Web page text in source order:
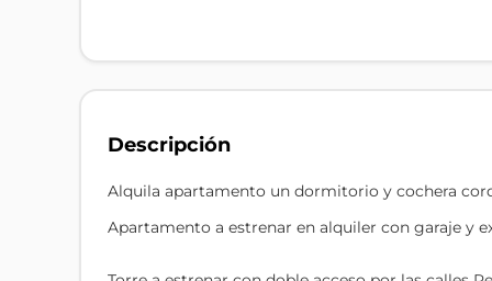
Descripción
Alquila apartamento un dormitorio y cochera
Apartamento a estrenar en alquiler con garaje y